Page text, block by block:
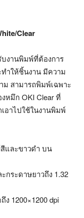
Clear
งานพิมพ์ที่ต้องการ
ำให้ชิ้นงาน มีความ
ม สามารถพิมพ์เฉพาะ
มึก OKI Clear ที่
เอาไปใช้ในงานพิมพ์
และขาวดำ บน
กระดาษยาวถึง 1.32
1200×1200 dpi